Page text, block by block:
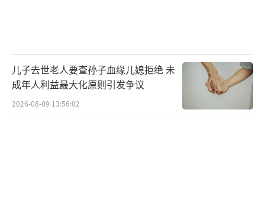
儿子去世老人要查孙子血缘儿媳拒绝 未
成年人利益最大化原则引发争议
2026-08-09 13:56:02